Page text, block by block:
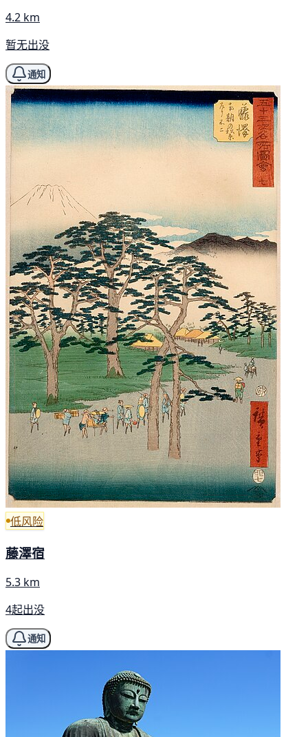
4.2 km
暂无出没
通知
低风险
藤澤宿
5.3 km
4起出没
通知